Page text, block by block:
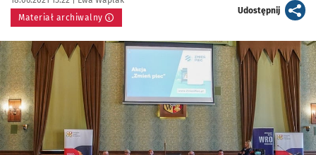
Materiał archiwalny
Udostępnijartykuł
Kliknij, aby powiększyć